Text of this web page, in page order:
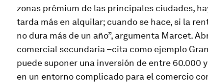
zonas prémium de las principales ciudades,
tarda más en alquilar; cuando se hace, si la
no dura más de un año”, argumenta Marcet.
comercial secundaria –cita como ejemplo
puede suponer una inversión de entre 60.000
en un entorno complicado para el comercio